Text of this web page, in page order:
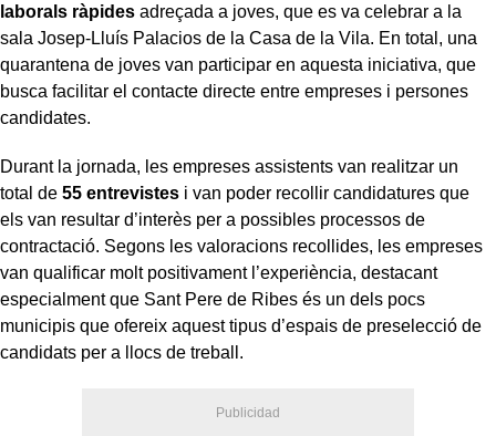
laborals ràpides adreçada a joves, que es va celebrar a la
sala Josep-Lluís Palacios de la Casa de la Vila. En total, una
quarantena de joves van participar en aquesta iniciativa, que
busca facilitar el contacte directe entre empreses i persones
candidates.
Durant la jornada, les empreses assistents van realitzar un
total de 55 entrevistes i van poder recollir candidatures que
els van resultar d’interès per a possibles processos de
contractació. Segons les valoracions recollides, les empreses
van qualificar molt positivament l’experiència, destacant
especialment que Sant Pere de Ribes és un dels pocs
municipis que ofereix aquest tipus d’espais de preselecció de
candidats per a llocs de treball.